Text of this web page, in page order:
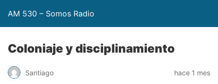
AM 530 – Somos Radio
Coloniaje y disciplinamiento
Santiago hace 1 mes